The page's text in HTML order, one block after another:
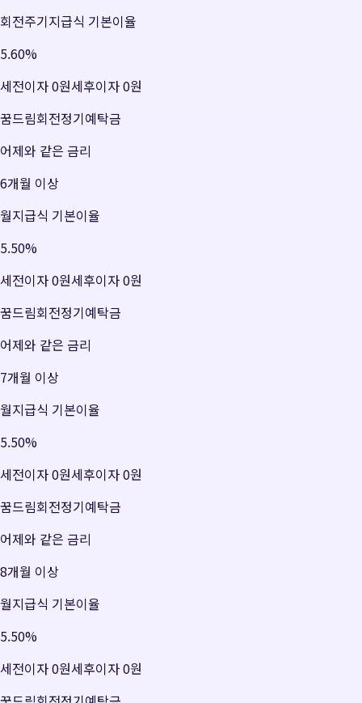
회전주기지급식 기본이율
5.60%
세전이자0원세후이자0원
꿈드림회전정기예탁금
어제와 같은 금리
6개월 이상
월지급식 기본이율
5.50%
세전이자0원세후이자0원
꿈드림회전정기예탁금
어제와 같은 금리
7개월 이상
월지급식 기본이율
5.50%
세전이자0원세후이자0원
꿈드림회전정기예탁금
어제와 같은 금리
8개월 이상
월지급식 기본이율
5.50%
세전이자0원세후이자0원